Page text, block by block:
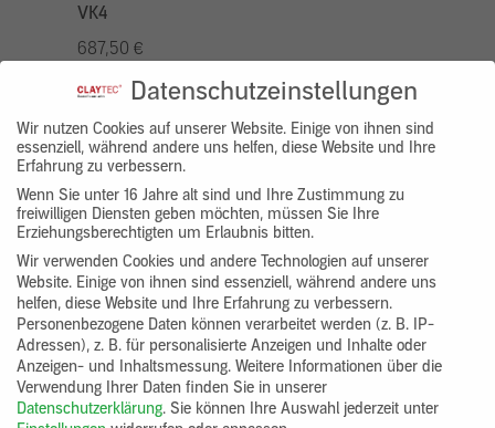
VK4
687,50 €
VK5
875,01 €
VK7
625,00 €
Gruppenprodukt
yosima_designputz_bigb
Datenschutzeinstellungen
Wir nutzen Cookies auf unserer Website. Einige von ihnen sind
essenziell, während andere uns helfen, diese Website und Ihre
Erfahrung zu verbessern.
Wenn Sie unter 16 Jahre alt sind und Ihre Zustimmung zu
freiwilligen Diensten geben möchten, müssen Sie Ihre
Erziehungsberechtigten um Erlaubnis bitten.
Wir verwenden Cookies und andere Technologien auf unserer
Website. Einige von ihnen sind essenziell, während andere uns
helfen, diese Website und Ihre Erfahrung zu verbessern.
Personenbezogene Daten können verarbeitet werden (z. B. IP-
Adressen), z. B. für personalisierte Anzeigen und Inhalte oder
Anzeigen- und Inhaltsmessung. Weitere Informationen über die
Verwendung Ihrer Daten finden Sie in unserer
Datenschutzerklärung. Sie können Ihre Auswahl jederzeit unter